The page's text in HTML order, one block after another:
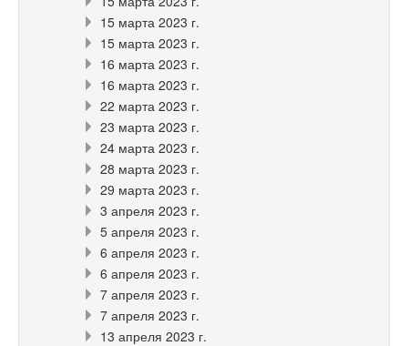
15 марта 2023 г.
15 марта 2023 г.
16 марта 2023 г.
16 марта 2023 г.
22 марта 2023 г.
23 марта 2023 г.
24 марта 2023 г.
28 марта 2023 г.
29 марта 2023 г.
3 апреля 2023 г.
5 апреля 2023 г.
6 апреля 2023 г.
6 апреля 2023 г.
7 апреля 2023 г.
7 апреля 2023 г.
13 апреля 2023 г.